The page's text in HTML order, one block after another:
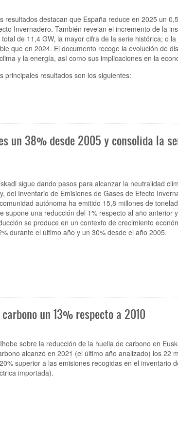
resultados destacan que España reduce en 2025 un
Invernadero. También revelan el incremento de la
total de 11,4 GW, la mayor cifra de la serie histórica; o
que en 2024. El documento recoge la evolución de
y la energía, así como sus implicaciones en la
principales resultados son los siguientes:
un 38% desde 2005 y consolida la
sigue dando pasos para alcanzar la neutralidad
del Inventario de Emisiones de Gases de Efecto
autónoma ha emitido 15,8 millones de
supone una reducción del 1% respecto al año anterior
se produce en un contexto de crecimiento
durante el último año y un 30% desde el año 2005.
un 13% respecto a 2010
sobre la reducción de la huella de carbono en
alcanzó en 2021 (el último año analizado) los 22
superior a las emisiones recogidas en el inventario
importada).